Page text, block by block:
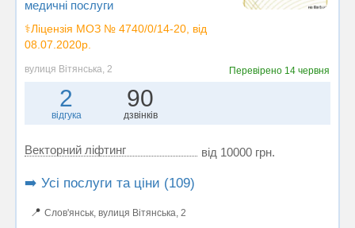
медичні послуги
⚕️Ліцензія МОЗ № 4740/0/14-20, від
08.07.2020р.
вулиця Вітянська, 2 Перевірено 14 червня
2
відгука
90
дзвінків
Векторний ліфтинг від 10000 грн.
➡️ Усі послуги та ціни (109)
📍 Слов'янськ, вулиця Вітянська, 2